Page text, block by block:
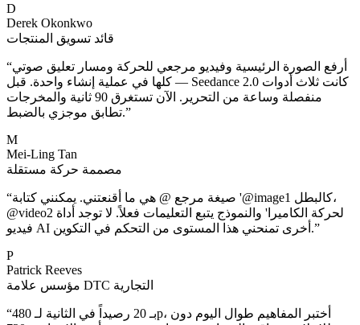
D
Derek Okonkwo
قائد تسويق المنتجات
“أرفع الصورة الرئيسية وفيديو مرجعي للحركة ومسار تعليق صوتي
— كلها في عملية إنشاء واحدة. قبل Seedance 2.0 كانت ثلاث أدوات
منفصلة وساعة من التحرير. الآن تستغرق 90 ثانية والمخرجات
تطابق موجزي بالضبط.”
M
Mei-Ling Tan
مصممة حركة مستقلة
“صيغة مرجع @ هي ما أقنعتني. يمكنني كتابة '@image1 كالبطل،
@video2 لحركة الكاميرا' والنموذج يتبع التعليمات فعلاً. لا توجد أداة
فيديو AI أخرى تمنحني هذا المستوى من التحكم في التكوين.”
P
Patrick Reeves
مؤسس علامة DTC التجارية
“بـ 20 رصيداً في الثانية لـ 480p، أختبر المفاهيم طوال اليوم دون